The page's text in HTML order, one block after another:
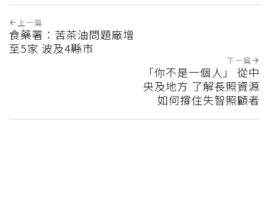
上一篇
食藥署：苦茶油問題廠增
至5家 波及4縣市
下一篇
「你不是一個人」 從中
央及地方 了解長照資源
如何撐住失智照顧者